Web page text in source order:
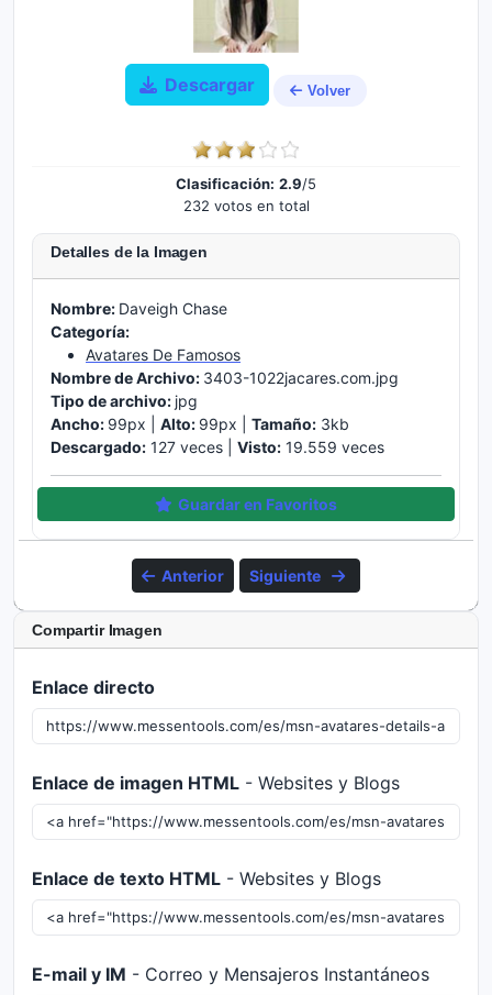
Descargar Volver
Clasificación: 2.9/5
232 votos en total
Detalles de la Imagen
Nombre: Daveigh Chase
Categoría:
Avatares De Famosos
Nombre de Archivo: 3403-1022jacares.com.jpg
Tipo de archivo: jpg
Ancho: 99px | Alto: 99px | Tamaño: 3kb
Descargado: 127 veces | Visto: 19.559 veces
Guardar en Favoritos
Anterior Siguiente
Compartir Imagen
Enlace directo
Enlace de imagen HTML - Websites y Blogs
Enlace de texto HTML - Websites y Blogs
E-mail y IM - Correo y Mensajeros Instantáneos